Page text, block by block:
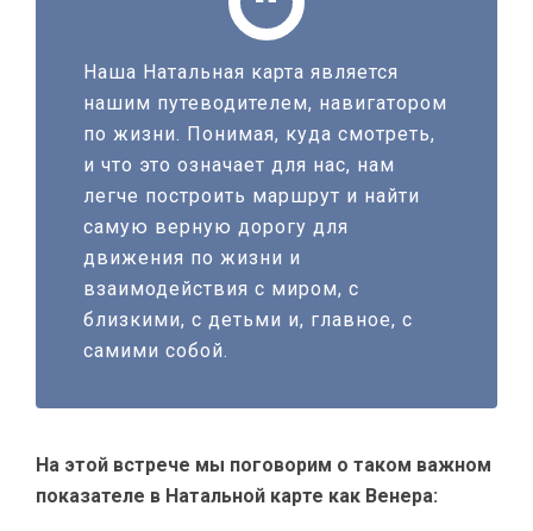
Наша Натальная карта является
нашим путеводителем, навигатором
по жизни. Понимая, куда смотреть,
и что это означает для нас, нам
легче построить маршрут и найти
самую верную дорогу для
движения по жизни и
взаимодействия с миром, с
близкими, с детьми и, главное, с
самими собой.
На этой встрече мы поговорим о таком важном
показателе в Натальной карте как Венера: